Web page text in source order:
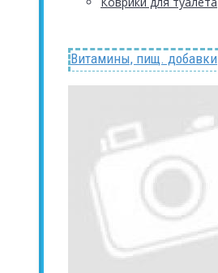
Витамины, пищ. добавки